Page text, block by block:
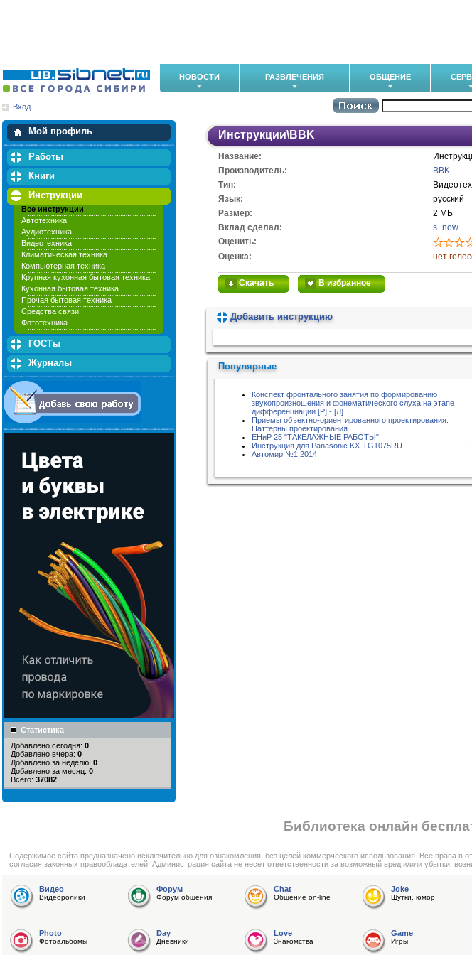
НОВОСТИ РАЗВЛЕЧЕНИЯ ОБЩЕНИЕ
Вход
Мой профиль
Мои закладки
Работы
Книги
Инструкции
Все инструкции
Автотехника
Аудиотехника
Видеотехника
Климатическая техника
Компьютерная техника
Крупная кухонная бытовая техника
Кухонная бытовая техника
Прочая бытовая техника
Средства связи
Фототехника
ГОСТы
Журналы
Статистика
Добавлено сегодня: 0
Добавлено вчера: 0
Добавлено за неделю: 0
Добавлено за месяц: 0
Всего: 37082
Инструкции\BBK
Название:
Производитель:
BBK
Тип:
Язык:
русский
Размер:
2 МБ
Вклад сделал:
s_now
Оценить:
Оценка:
нет
Скачать В избранное
Добавить инструкцию
Популярные
Конспект фронтального занятия по формированию
звукопроизношения и фонематического слуха на этапе
дифференциации [Р] - [Л]
Приемы объектно-ориентированного проектирования.
Паттерны проектирования
ЕНиР 25 "ТАКЕЛАЖНЫЕ РАБОТЫ"
Инструкция для Panasonic KX-TG1075RU
Автомир №1 2014
Библиотека онлайн
Cодержимое сайта предназначено исключительно для ознакомления, без целей коммерческого использования. Все права
согласия законных правообладателей. Администрация сайта не несет ответственности за возможный вред и/или убытки,
Видео
Видеоролики
Форум
Форум общения
Chat
Общение on-line
Joke
Шутки, юмор
Photo
Фотоальбомы
Day
Дневники
Love
Знакомства
Game
Игры